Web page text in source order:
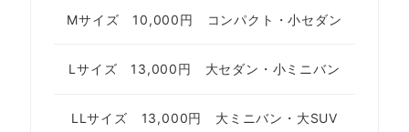
Mサイズ 10,000円 コンパクト・小セダン
Lサイズ 13,000円 大セダン・小ミニバン
LLサイズ 13,000円 大ミニバン・大SUV